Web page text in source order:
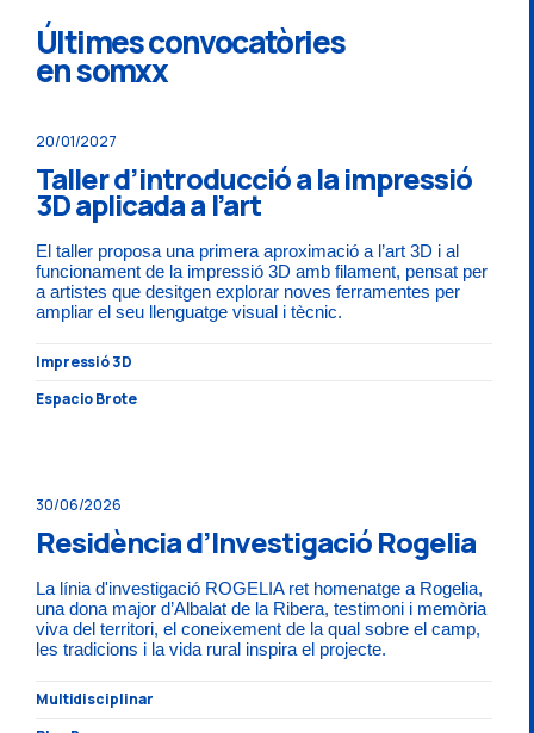
Últimes convocatòries
en somxx
20/01/2027
Taller d’introducció a la impressió
3D aplicada a l’art
El taller proposa una primera aproximació a l’art 3D i al
funcionament de la impressió 3D amb filament, pensat per
a artistes que desitgen explorar noves ferramentes per
ampliar el seu llenguatge visual i tècnic.
Impressió 3D
Espacio Brote
30/06/2026
Residència d’Investigació Rogelia
La línia d'investigació ROGELIA ret homenatge a Rogelia,
una dona major d’Albalat de la Ribera, testimoni i memòria
viva del territori, el coneixement de la qual sobre el camp,
les tradicions i la vida rural inspira el projecte.
Multidisciplinar